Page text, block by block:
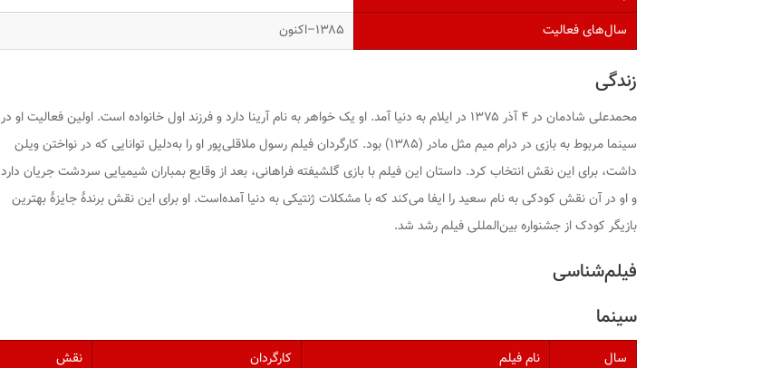
سال‌های فعالیت
۱۳۸۵–اکنون
زندگی
محمدعلی شادمان در ۴ آذر ۱۳۷۵ در ایلام به دنیا آمد. او یک خواهر به نام آرینا دارد و فرزند اول خانواده است. اولین فعالیت او در
سینما مربوط به بازی در دراممیم مثل مادر
(۱۳۸۵) بود. کارگردان فیلم رسول ملاقلی‌پور او را به‌دلیل توانایی که در نواختن ویلن
داشت، برای این نقش انتخاب کرد. داستان این فیلم با بازی گلشیفته فراهانی، بعد از وقایع بمباران شیمیایی سردشت جریان دارد
و او در آن نقش کودکی به نام سعید را ایفا می‌کند که با مشکلات ژنتیکی به دنیا آمده‌است. او برای این نقش برندهٔ جایزهٔ بهترین
بازیگر کودک از جشنواره بین‌المللی فیلم رشد شد.
فیلم‌شناسی
سینما
سال نام فیلم کارگردان نقش